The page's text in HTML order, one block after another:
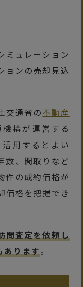
ミュレーション
ョンの売却見込
交通省の不動産
構が運営する
活用するとよい
数、間取りなど
件の成約価格が
価格を把握でき
問査定を依頼し
あります。